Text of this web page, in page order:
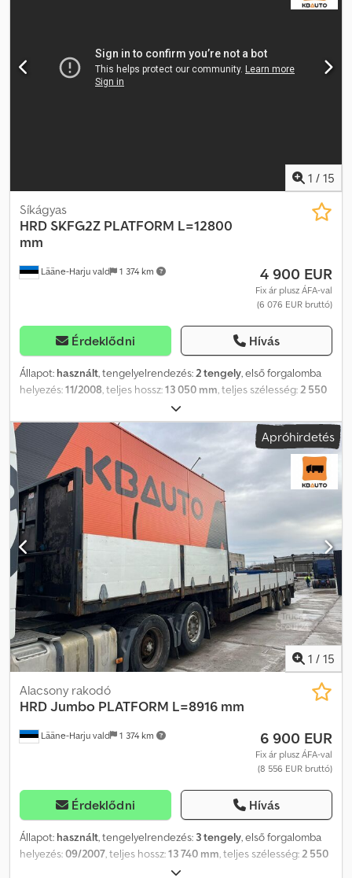
Jumbo nyerges pótkocsi, 3 tengelyes, 2012-es évjárat. Tulajdonos
tömeg: 8 910 kg Össztömeg: 50 000 kg Chjdpfezqqrpox Agxea
Modell: 3 tengelyes Jumbo nyerges pótkocsi = További
információk = További információért keresse az ATS Norway-t.
1 / 15
Lääne-Harju vald 1 374 km
Síkágyas
HRD SKFG2Z PLATFORM L=12800
mm
4 900 EUR
Fix ár plusz ÁFA-val
(6 076 EUR bruttó)
Érdeklődni Hívás
Állapot: használt, tengelyelrendezés:2 tengely, első forgalomba
helyezés:11/2008, teljes hossz:13 050 mm, teljes szélesség:2 550
, Gyártási év:
Márka: HRD Típus: SKFG2Z Felépítmény: platform (platform hossz:
12800 mm) Gyártási év: 2008.11 Felfüggesztés: légrugós Fékek:
tárcsafék Méretek: H/Sz: 13050 mm / 2550 mm Tömegek:
össz./saját: 38 000 kg / 7 350 kg Felfüggesztés típusa: légrugós
Fékek: tárcsafék = További információ = Codsutgkaopfx Agxjha
Felfüggesztés: légrugós Saját tömeg: 7 350 kg Teherbírás: 30 650
kg Megengedett össztömeg (GVW): 38 000 kg
Apróhirdetés
1 / 15
Lääne-Harju vald 1 374 km
Alacsony rakodó
HRDJumbo PLATFORM L=8916 mm
6 900 EUR
Fix ár plusz ÁFA-val
(8 556 EUR bruttó)
Érdeklődni Hívás
Állapot: használt, tengelyelrendezés: 3 tengely, első forgalomba
helyezés:09/2007, teljes hossz:13 740 mm, teljes szélesség:2 550
, Gyártási év: